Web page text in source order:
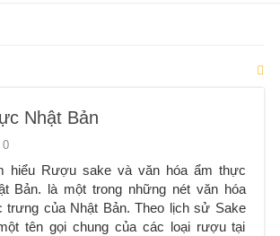
Nhật Bản
0
hiểu Rượu sake và văn hóa ẩm thực
Bản. là một trong những nét văn hóa
trưng của Nhật Bản. Theo lịch sử Sake
tên gọi chung của các loại rượu tại